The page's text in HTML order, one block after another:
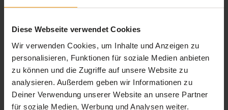
Diese Webseite verwendet Cookies
Wir verwenden Cookies, um Inhalte und Anzeigen zu
personalisieren, Funktionen für soziale Medien anbieten
zu können und die Zugriffe auf unsere Website zu
analysieren. Außerdem geben wir Informationen zu
Deiner Verwendung unserer Website an unsere Partner
für soziale Medien, Werbung und Analysen weiter.